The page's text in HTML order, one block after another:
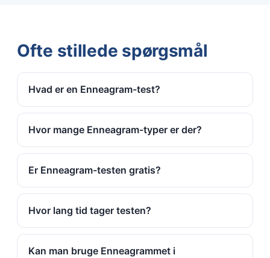
Ofte stillede spørgsmål
Hvad er en Enneagram-test?
Hvor mange Enneagram-typer er der?
Er Enneagram-testen gratis?
Hvor lang tid tager testen?
Kan man bruge Enneagrammet i